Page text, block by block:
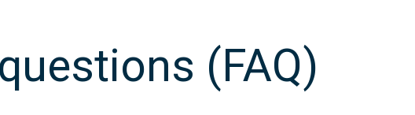
(FAQ)